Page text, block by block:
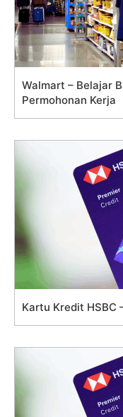
Walmart – Belajar
Permohonan Kerja
Kartu Kredit HSBC